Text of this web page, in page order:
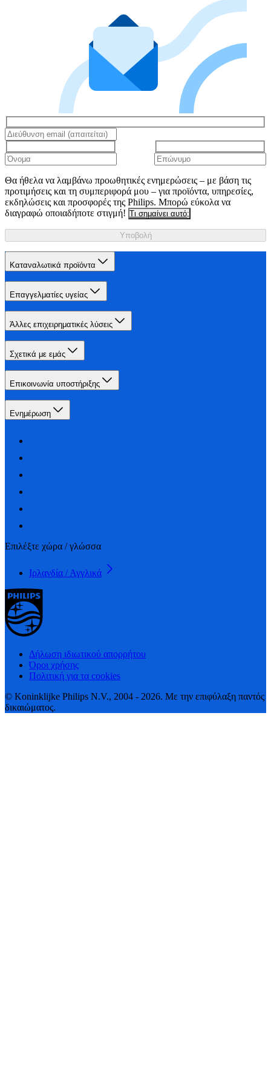
Θα ήθελα να λαμβάνω προωθητικές ενημερώσεις – με βάση τις
προτιμήσεις και τη συμπεριφορά μου – για προϊόντα, υπηρεσίες,
εκδηλώσεις και προσφορές της Philips. Μπορώ εύκολα να
διαγραφώ οποιαδήποτε στιγμή! Τι σημαίνει αυτό;
Υποβολή
Καταναλωτικά προϊόντα
Επαγγελματίες υγείας
Άλλες επιχειρηματικές λύσεις
Σχετικά με εμάς
Επικοινωνία υποστήριξης
Ενημέρωση
Επιλέξτε χώρα / γλώσσα
Ιρλανδία / Αγγλικά
Δήλωση ιδιωτικού απορρήτου
Όροι χρήσης
Πολιτική για τα cookies
© Koninklijke Philips N.V., 2004 - 2026. Με την επιφύλαξη παντός
δικαιώματος.